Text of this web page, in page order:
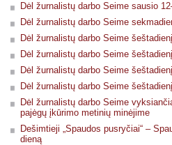
Dėl žurnalistų darbo Seime sausio
Dėl žurnalistų darbo Seime
Dėl žurnalistų darbo Seime
Dėl žurnalistų darbo Seime
Dėl žurnalistų darbo Seime
Dėl žurnalistų darbo Seime
Dėl žurnalistų darbo Seime
pajėgų įkūrimo metinių minėjime
Dešimtieji „Spaudos pusryčiai“ –
dieną